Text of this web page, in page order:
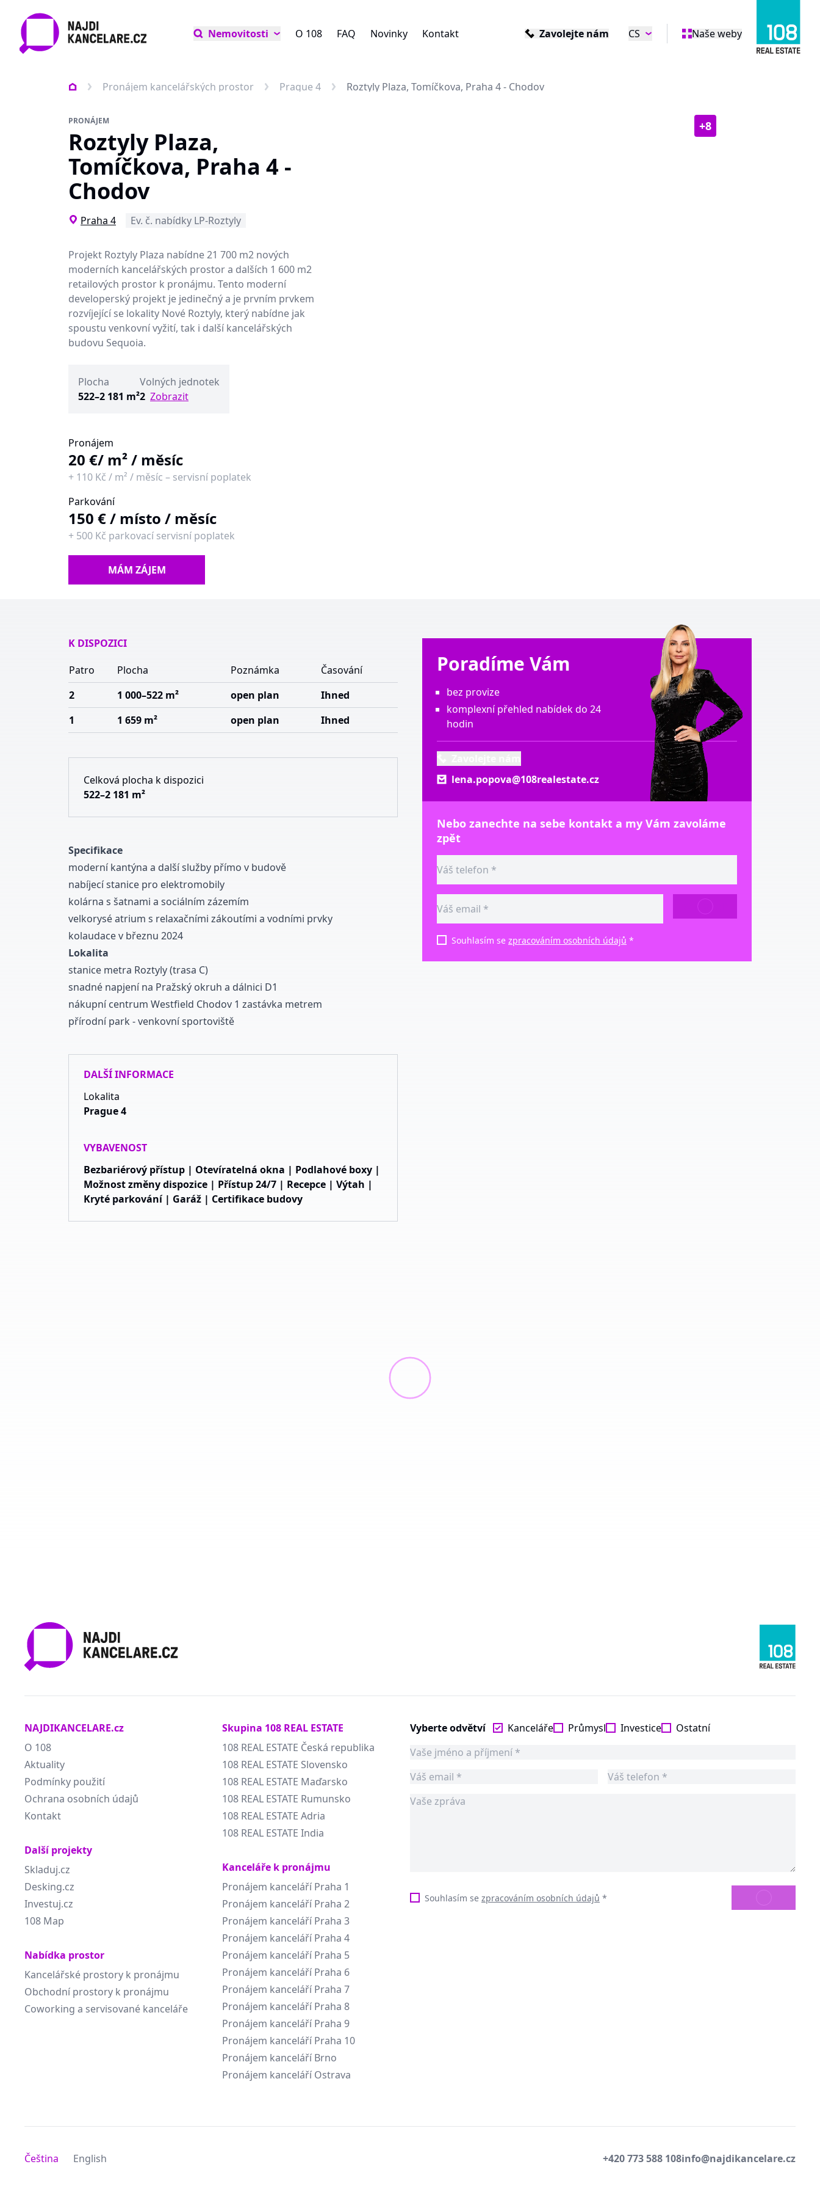
Nemovitosti O 108 FAQ Novinky Kontakt Zavolejte nám CS Naše weby
Pronájem kancelářských prostor Prague 4 Roztyly Plaza, Tomíčkova, Praha 4 - Chodov
PRONÁJEM
Roztyly Plaza,
Tomíčkova, Praha 4 -
Chodov
Praha 4 Ev. č. nabídky LP-Roztyly
Projekt Roztyly Plaza nabídne 21 700 m2 nových
moderních kancelářských prostor a dalších 1 600 m2
retailových prostor k pronájmu. Tento moderní
developerský projekt je jedinečný a je prvním prvkem
rozvíjející se lokality Nové Roztyly, který nabídne jak
spoustu venkovní vyžití, tak i další kancelářských
budovu Sequoia.
Plocha
522–2 181 m²
Volných jednotek
2 Zobrazit
Pronájem
20 €/ m² / měsíc
+ 110 Kč / m² / měsíc – servisní poplatek
Parkování
150 €/ místo / měsíc
+ 500 Kč parkovací servisní poplatek
MÁM ZÁJEM
+8
K DISPOZICI
Patro
Plocha Poznámka
Časování
2
1 000–522 m² open plan
Ihned
1
1 659 m² open plan Ihned
Celková plocha k dispozici
522–2 181 m²
Specifikace
moderní kantýna a další služby přímo v budově
nabíjecí stanice pro elektromobily
kolárna s šatnami a sociálním zázemím
velkorysé atrium s relaxačními zákoutími a vodními prvky
kolaudace v březnu 2024
Lokalita
stanice metra Roztyly (trasa C)
snadné napjení na Pražský okruh a dálnici D1
nákupní centrum Westfield Chodov 1 zastávka metrem
přírodní park - venkovní sportoviště
DALŠÍ INFORMACE
Lokalita
Prague 4
VYBAVENOST
Bezbariérový přístup | Otevíratelná okna | Podlahové boxy |
Možnost změny dispozice | Přístup 24/7 | Recepce | Výtah |
Kryté parkování | Garáž | Certifikace budovy
Poradíme Vám
bez provize
komplexní přehled nabídek do 24
hodin
lena.popova@108realestate.cz
Nebo zanechte na sebe kontakt a my Vám zavoláme
zpět
Souhlasím se zpracováním osobních údajů *
NAJDIKANCELARE.cz
O 108
Aktuality
Podmínky použití
Ochrana osobních údajů
Kontakt
Další projekty
Skladuj.cz
Desking.cz
Investuj.cz
108 Map
Nabídka prostor
Kancelářské prostory k pronájmu
Obchodní prostory k pronájmu
Coworking a servisované kanceláře
Skupina 108 REAL ESTATE
108 REAL ESTATE Česká republika
108 REAL ESTATE Slovensko
108 REAL ESTATE Maďarsko
108 REAL ESTATE Rumunsko
108 REAL ESTATE Adria
108 REAL ESTATE India
Kanceláře k pronájmu
Pronájem kanceláří Praha 1
Pronájem kanceláří Praha 2
Pronájem kanceláří Praha 3
Pronájem kanceláří Praha 4
Pronájem kanceláří Praha 5
Pronájem kanceláří Praha 6
Pronájem kanceláří Praha 7
Pronájem kanceláří Praha 8
Pronájem kanceláří Praha 9
Pronájem kanceláří Praha 10
Pronájem kanceláří Brno
Pronájem kanceláří Ostrava
Vyberte odvětví Kanceláře Průmysl Investice Ostatní
Souhlasím se zpracováním osobních údajů *
Čeština English +420 773 588 108info@najdikancelare.cz